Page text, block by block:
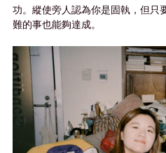
功。縱使旁人認為你是固執，但只
難的事也能夠達成。